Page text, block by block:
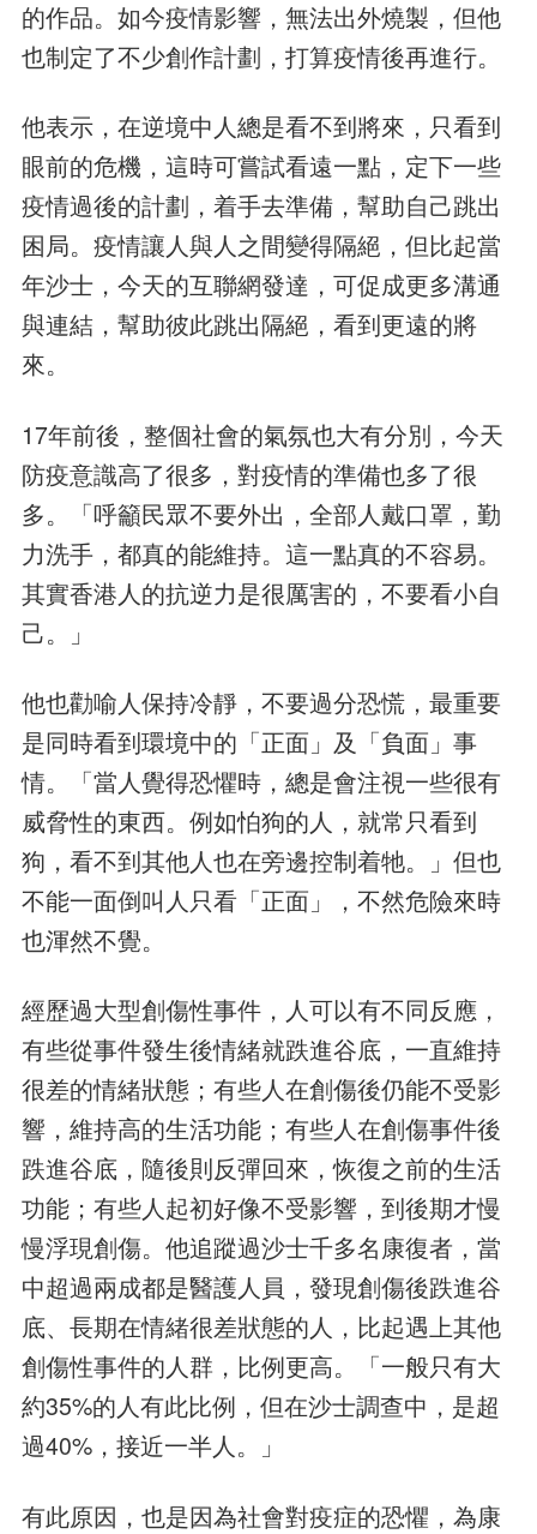
的作品。如今疫情影響，無法出外燒製，但他
也制定了不少創作計劃，打算疫情後再進行。
他表示，在逆境中人總是看不到將來，只看到
眼前的危機，這時可嘗試看遠一點，定下一些
疫情過後的計劃，着手去準備，幫助自己跳出
困局。疫情讓人與人之間變得隔絕，但比起當
年沙士，今天的互聯網發達，可促成更多溝通
與連結，幫助彼此跳出隔絕，看到更遠的將
來。
17年前後，整個社會的氣氛也大有分別，今天
防疫意識高了很多，對疫情的準備也多了很
多。「呼籲民眾不要外出，全部人戴口罩，勤
力洗手，都真的能維持。這一點真的不容易。
其實香港人的抗逆力是很厲害的，不要看小自
己。」
他也勸喻人保持冷靜，不要過分恐慌，最重要
是同時看到環境中的「正面」及「負面」事
情。「當人覺得恐懼時，總是會注視一些很有
威脅性的東西。例如怕狗的人，就常只看到
狗，看不到其他人也在旁邊控制着牠。」但也
不能一面倒叫人只看「正面」，不然危險來時
也渾然不覺。
經歷過大型創傷性事件，人可以有不同反應，
有些從事件發生後情緒就跌進谷底，一直維持
很差的情緒狀態；有些人在創傷後仍能不受影
響，維持高的生活功能；有些人在創傷事件後
跌進谷底，隨後則反彈回來，恢復之前的生活
功能；有些人起初好像不受影響，到後期才慢
慢浮現創傷。他追蹤過沙士千多名康復者，當
中超過兩成都是醫護人員，發現創傷後跌進谷
底、長期在情緒很差狀態的人，比起遇上其他
創傷性事件的人群，比例更高。「一般只有大
約35%的人有此比例，但在沙士調查中，是超
過40%，接近一半人。」
有此原因，也是因為社會對疫症的恐懼，為康